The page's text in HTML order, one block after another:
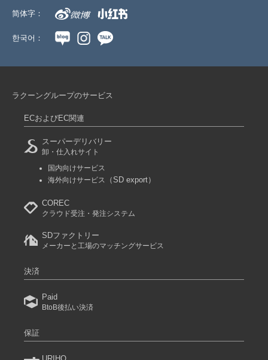
简体字：
한국어：
ラクーングループのサービス
ECおよびEC関連
スーパーデリバリー
卸・仕入れサイト
国内向けサービス
海外向けサービス
（SD export）
COREC
クラウド受注・発注システム
SDファクトリー
メーカーと工場のマッチングサービス
決済
Paid
BtoB後払い決済
保証